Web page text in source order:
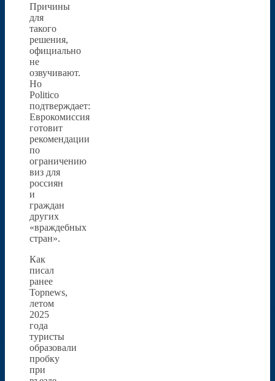
Причины
для
такого
решения,
официально
не
озвучивают.
Но
Politico
подтверждает:
Еврокомиссия
готовит
рекомендации
по
ограничению
виз для
россиян
и
граждан
других
«враждебных
стран».
Как
писал
ранее
Topnews,
летом
2025
года
туристы
образовали
пробку
при